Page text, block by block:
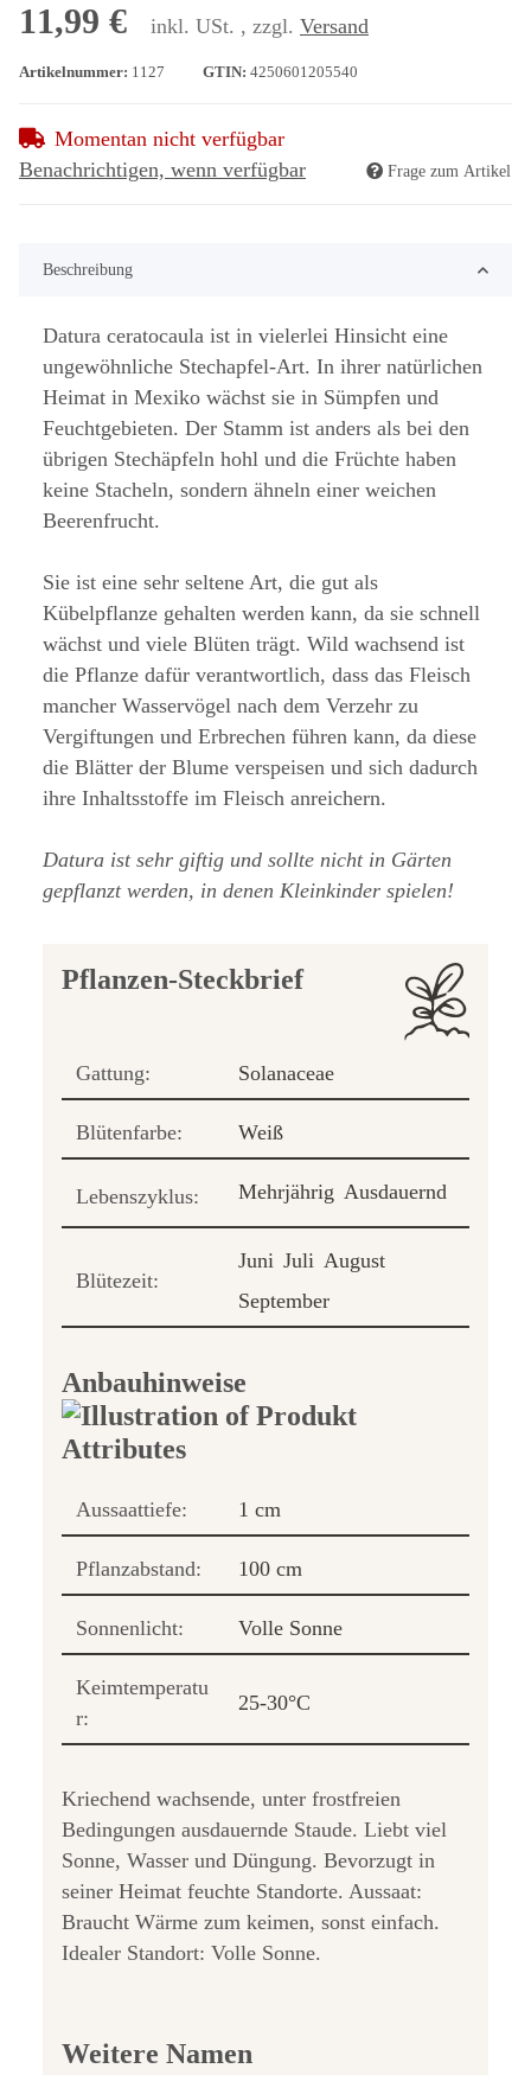
11,99 € inkl. USt. , zzgl. Versand
Artikelnummer: 1127 GTIN: 4250601205540
Momentan nicht verfügbar
Benachrichtigen, wenn verfügbar
Frage zum Artikel
Beschreibung
Datura ceratocaula ist in vielerlei Hinsicht eine
ungewöhnliche Stechapfel-Art. In ihrer natürlichen
Heimat in Mexiko wächst sie in Sümpfen und
Feuchtgebieten. Der Stamm ist anders als bei den
übrigen Stechäpfeln hohl und die Früchte haben
keine Stacheln, sondern ähneln einer weichen
Beerenfrucht.
Sie ist eine sehr seltene Art, die gut als
Kübelpflanze gehalten werden kann, da sie schnell
wächst und viele Blüten trägt. Wild wachsend ist
die Pflanze dafür verantwortlich, dass das Fleisch
mancher Wasservögel nach dem Verzehr zu
Vergiftungen und Erbrechen führen kann, da diese
die Blätter der Blume verspeisen und sich dadurch
ihre Inhaltsstoffe im Fleisch anreichern.
Datura ist sehr giftig und sollte nicht in Gärten
gepflanzt werden, in denen Kleinkinder spielen!
Pflanzen-Steckbrief
Gattung: Solanaceae
Blütenfarbe: Weiß
Lebenszyklus: Mehrjährig Ausdauernd
Blütezeit:
Juni Juli August
September
Anbauhinweise
Aussaattiefe: 1 cm
Pflanzabstand: 100 cm
Sonnenlicht: Volle Sonne
Keimtemperatu
r:
25-30°C
Kriechend wachsende, unter frostfreien
Bedingungen ausdauernde Staude. Liebt viel
Sonne, Wasser und Düngung. Bevorzugt in
seiner Heimat feuchte Standorte. Aussaat:
Braucht Wärme zum keimen, sonst einfach.
Idealer Standort: Volle Sonne.
Weitere Namen